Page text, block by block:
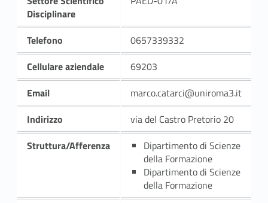
Disciplinare
Telefono
0657339332
Cellulare aziendale
69203
Email
marco.catarci@uniroma3.it
Indirizzo
via del Castro Pretorio 20
Struttura/Afferenza
Dipartimento di Scienze
della Formazione
Dipartimento di Scienze
della Formazione